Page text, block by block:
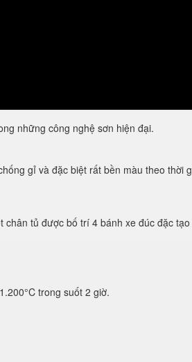
những công nghệ sơn hiện đại.
gỉ và đặc biệt rất bền màu theo thời
chân tủ được bố trí 4 bánh xe đúc đặc
trong suốt 2 giờ.